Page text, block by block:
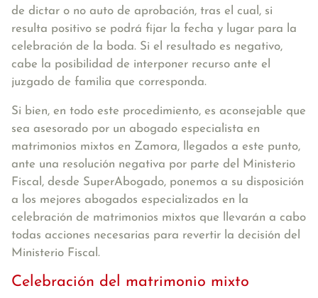
de dictar o no auto de aprobación, tras el cual, si
resulta positivo se podrá fijar la fecha y lugar para la
celebración de la boda. Si el resultado es negativo,
cabe la posibilidad de interponer recurso ante el
juzgado de familia que corresponda.
Si bien, en todo este procedimiento, es aconsejable que
sea asesorado por un abogado especialista en
matrimonios mixtos en Zamora, llegados a este punto,
ante una resolución negativa por parte del Ministerio
Fiscal, desde SuperAbogado, ponemos a su disposición
a los mejores abogados especializados en la
celebración de matrimonios mixtos que llevarán a cabo
todas acciones necesarias para revertir la decisión del
Ministerio Fiscal.
Celebración del matrimonio mixto